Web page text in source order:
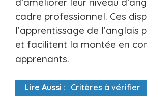
cadre professionnel. Ces
l’apprentissage de l’anglais
et facilitent la montée en
apprenants.
Lire Aussi : Critères à vérifier